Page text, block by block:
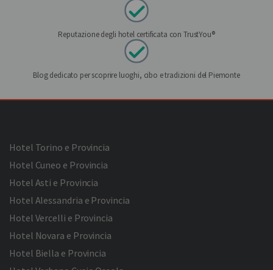
Reputazione degli hotel certificata con TrustYou®
Blog dedicato per scoprire luoghi, cibo e tradizioni del Piemonte
Hotel Torino e Provincia
Hotel Cuneo e Provincia
Hotel Asti e Provincia
Hotel Alessandria e Provincia
Hotel Vercelli e Provincia
Hotel Novara e Provincia
Hotel Biella e Provincia